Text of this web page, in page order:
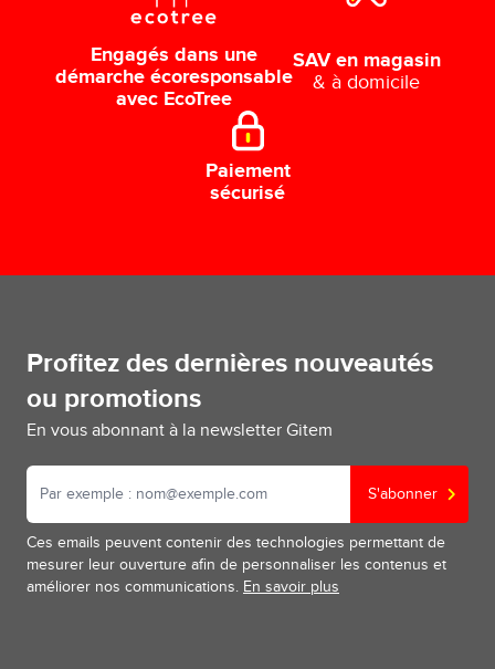
Engagés dans une
démarche écoresponsable
avec EcoTree
SAV en magasin
& à domicile
Paiement
sécurisé
Profitez des dernières nouveautés
ou promotions
En vous abonnant à la newsletter Gitem
S'abonner
Ces emails peuvent contenir des technologies permettant de
mesurer leur ouverture afin de personnaliser les contenus et
améliorer nos communications. En savoir plus